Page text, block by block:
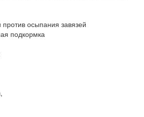
осыпания завязей
подкормка